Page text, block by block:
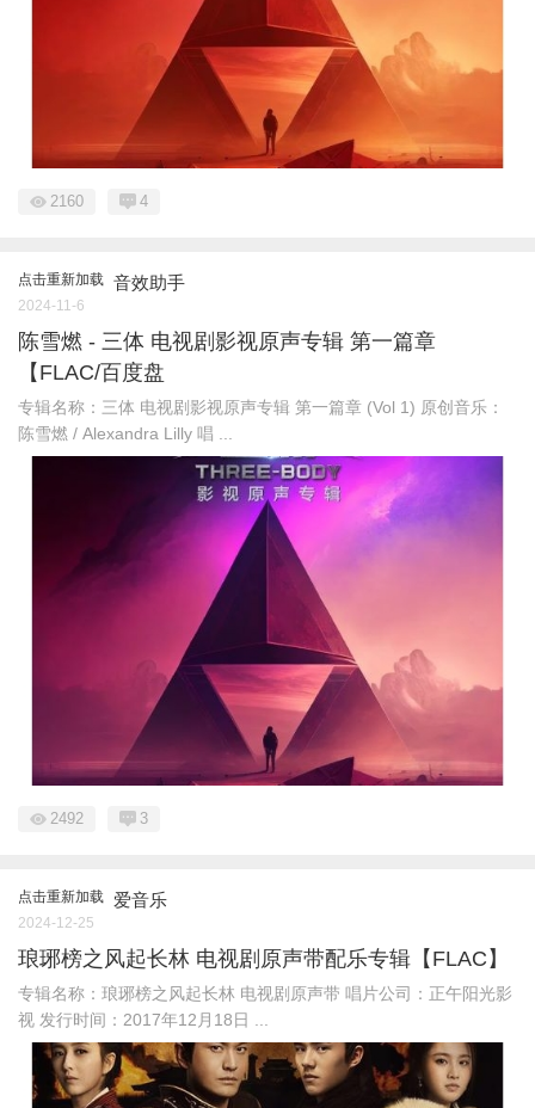
2160 4
点击重新加载 音效助手
2024-11-6
陈雪燃 - 三体 电视剧影视原声专辑 第一篇章
【FLAC/百度盘
专辑名称：三体 电视剧影视原声专辑 第一篇章 (Vol 1) 原创音乐：
陈雪燃 / Alexandra Lilly 唱 ...
2492 3
点击重新加载 爱音乐
2024-12-25
琅琊榜之风起长林 电视剧原声带配乐专辑【FLAC】
专辑名称：琅琊榜之风起长林 电视剧原声带 唱片公司：正午阳光影
视 发行时间：2017年12月18日 ...